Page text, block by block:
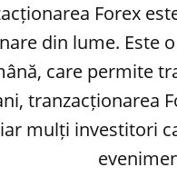
Forex
din lume. Este
care permite
tranzacționarea
mulți investitori